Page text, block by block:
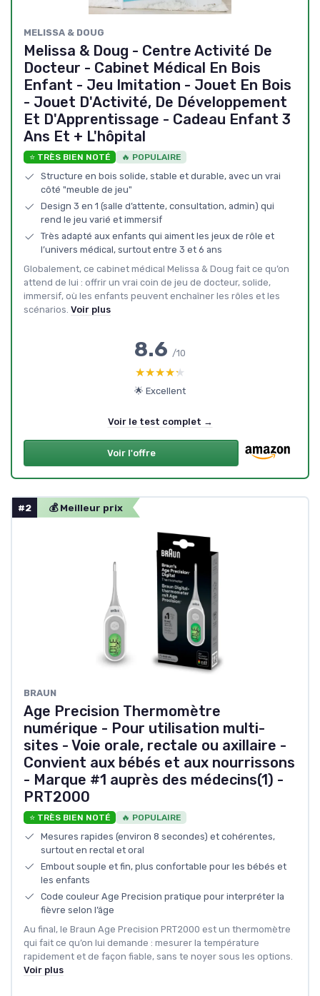
MELISSA & DOUG
Melissa & Doug - Centre Activité De
Docteur - Cabinet Médical En Bois
Enfant - Jeu Imitation - Jouet En Bois
- Jouet D'Activité, De Développement
Et D'Apprentissage - Cadeau Enfant 3
Ans Et + L'hôpital
⭐ TRÈS BIEN NOTÉ 🔥 POPULAIRE
Structure en bois solide, stable et durable, avec un vrai
côté "meuble de jeu"
Design 3 en 1 (salle d’attente, consultation, admin) qui
rend le jeu varié et immersif
Très adapté aux enfants qui aiment les jeux de rôle et
l’univers médical, surtout entre 3 et 6 ans
Globalement, ce cabinet médical Melissa & Doug fait ce qu’on
attend de lui : offrir un vrai coin de jeu de docteur, solide,
immersif, où les enfants peuvent enchaîner les rôles et les
scénarios. Voir plus
8.6 /10
★★★★★
★★★★★
🌟 Excellent
Voir le test complet →
Voir l'offre
#2 💰 Meilleur prix
‎BRAUN
Age Precision Thermomètre
numérique - Pour utilisation multi-
sites - Voie orale, rectale ou axillaire -
Convient aux bébés et aux nourrissons
- Marque #1 auprès des médecins(1) -
PRT2000
⭐ TRÈS BIEN NOTÉ 🔥 POPULAIRE
Mesures rapides (environ 8 secondes) et cohérentes,
surtout en rectal et oral
Embout souple et fin, plus confortable pour les bébés et
les enfants
Code couleur Age Precision pratique pour interpréter la
fièvre selon l’âge
Au final, le Braun Age Precision PRT2000 est un thermomètre
qui fait ce qu’on lui demande : mesurer la température
rapidement et de façon fiable, sans te noyer sous les options.
Voir plus